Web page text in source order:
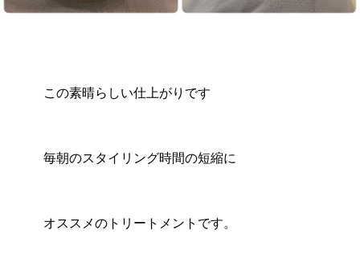
この素晴らしい仕上がりです
毎朝のスタイリング時間の短縮に
オススメのトリートメントです。